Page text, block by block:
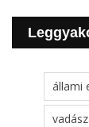
állami